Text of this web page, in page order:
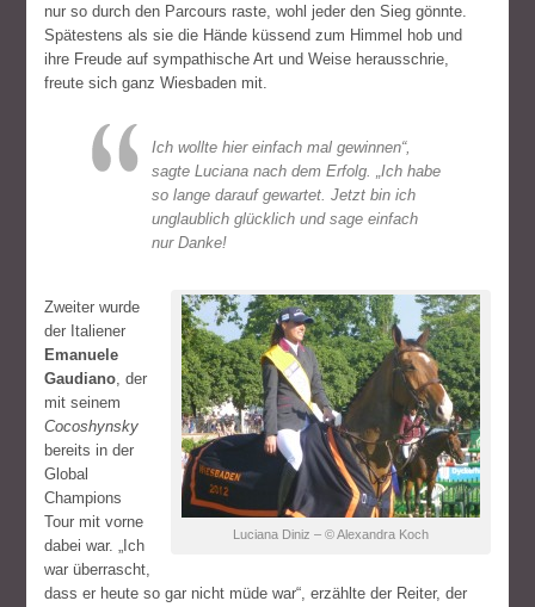
nur so durch den Parcours raste, wohl jeder den Sieg gönnte.
Spätestens als sie die Hände küssend zum Himmel hob und
ihre Freude auf sympathische Art und Weise herausschrie,
freute sich ganz Wiesbaden mit.
Ich wollte hier einfach mal gewinnen“,
sagte Luciana nach dem Erfolg. „Ich habe
so lange darauf gewartet. Jetzt bin ich
unglaublich glücklich und sage einfach
nur Danke!
Luciana Diniz – © Alexandra Koch
Zweiter wurde
der Italiener
Emanuele
Gaudiano, der
mit seinem
Cocoshynsky
bereits in der
Global
Champions
Tour mit vorne
dabei war. „Ich
war überrascht,
dass er heute so gar nicht müde war“, erzählte der Reiter, der